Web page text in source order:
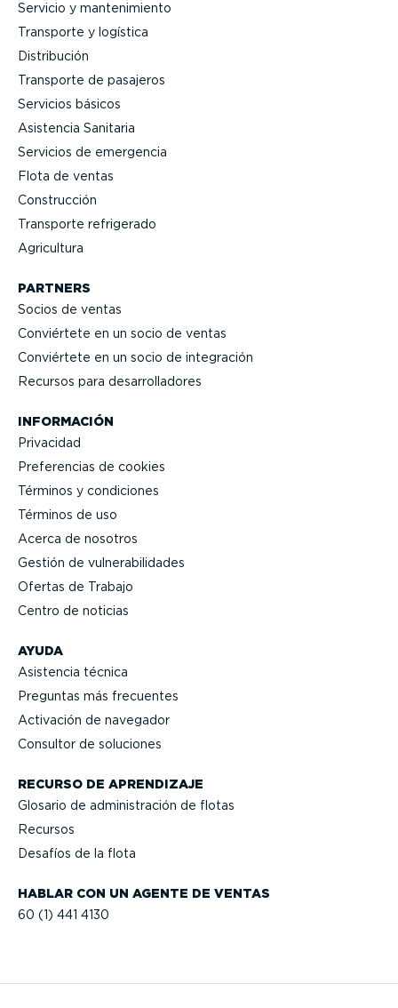
Servicio y mante­ni­miento
Transporte y logística
Distri­bución
Transporte de pasajeros
Servicios básicos
Asistencia Sanitaria
Servicios de emergencia
Flota de ventas
Construcción
Transporte refrigerado
Agricultura
HABLAR CON UN AGENTE DE VENTAS
60 (1) 441 4130
AYUDA
Asistencia técnica
Preguntas más frecuentes
Activación de navegador
Consultor de soluciones
RECURSO DE APRENDIZAJE
Glosario de adminis­tración de flotas
Recursos
Desafíos de la flota
PARTNERS
Socios de ventas
Conviértete en un socio de ventas
Conviértete en un socio de integración
Recursos para desarro­lla­dores
INFORMACIÓN
Privacidad
Prefe­rencias de cookies
Términos y condiciones
Términos de uso
Acerca de nosotros
Gestión de vulne­ra­bi­li­dades
Ofertas de Trabajo
Centro de noticias